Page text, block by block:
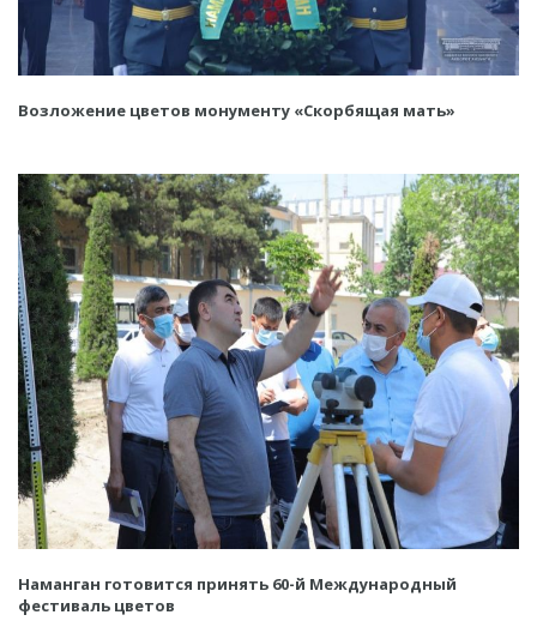
Возложение цветов монументу «Скорбящая мать»
Наманган готовится принять 60-й Международный
фестиваль цветов